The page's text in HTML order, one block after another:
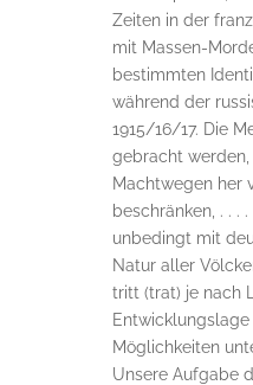
Zeiten in der
mit Massen-
bestimmten
während der
1915/16/17. Die
gebracht werden,
Machtwegen her
beschränken, . . .
unbedingt mit
Natur aller
tritt (trat) je nach
Möglichkeiten
Unsere Aufgabe